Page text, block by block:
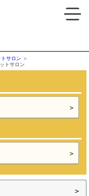
トサロン
トサロン